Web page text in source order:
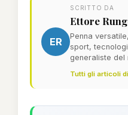
ER
SCRITTO DA
Ettore
Penna
sport,
generaliste del
Tutti gli articoli